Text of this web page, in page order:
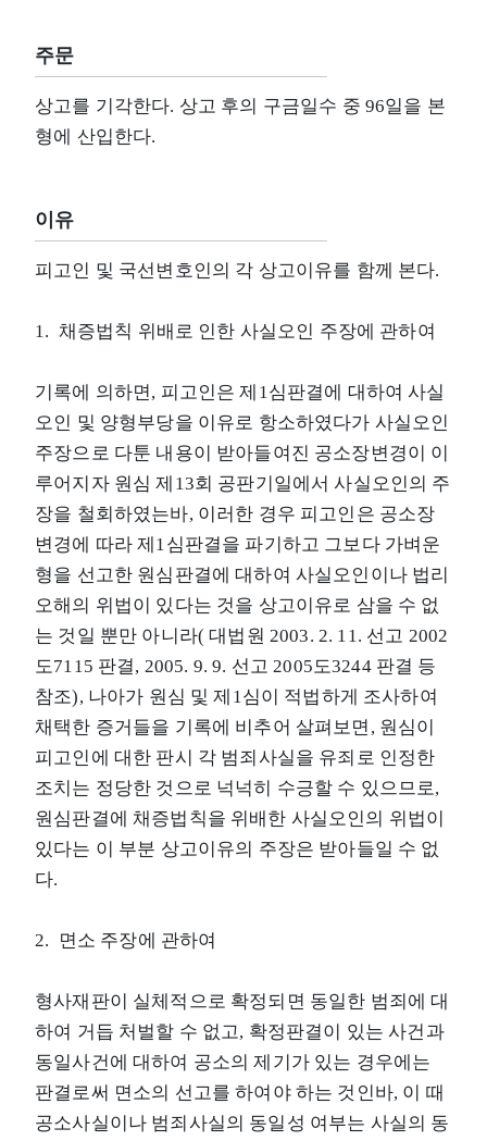
주문
상고를 기각한다. 상고 후의 구금일수 중 96일을 본
형에 산입한다.
이유
피고인 및 국선변호인의 각 상고이유를 함께 본다.
1. 채증법칙 위배로 인한 사실오인 주장에 관하여
기록에 의하면, 피고인은 제1심판결에 대하여 사실
오인 및 양형부당을 이유로 항소하였다가 사실오인
주장으로 다툰 내용이 받아들여진 공소장변경이 이
루어지자 원심 제13회 공판기일에서 사실오인의 주
장을 철회하였는바, 이러한 경우 피고인은 공소장
변경에 따라 제1심판결을 파기하고 그보다 가벼운
형을 선고한 원심판결에 대하여 사실오인이나 법리
오해의 위법이 있다는 것을 상고이유로 삼을 수 없
는 것일 뿐만 아니라( 대법원 2003. 2. 11. 선고 2002
도7115 판결, 2005. 9. 9. 선고 2005도3244 판결 등
참조), 나아가 원심 및 제1심이 적법하게 조사하여
채택한 증거들을 기록에 비추어 살펴보면, 원심이
피고인에 대한 판시 각 범죄사실을 유죄로 인정한
조치는 정당한 것으로 넉넉히 수긍할 수 있으므로,
원심판결에 채증법칙을 위배한 사실오인의 위법이
있다는 이 부분 상고이유의 주장은 받아들일 수 없
다.
2. 면소 주장에 관하여
형사재판이 실체적으로 확정되면 동일한 범죄에 대
하여 거듭 처벌할 수 없고, 확정판결이 있는 사건과
동일사건에 대하여 공소의 제기가 있는 경우에는
판결로써 면소의 선고를 하여야 하는 것인바, 이 때
공소사실이나 범죄사실의 동일성 여부는 사실의 동